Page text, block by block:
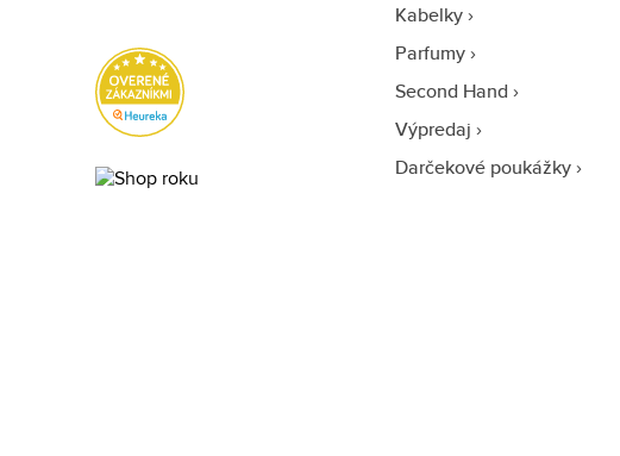
Kabelky
Parfumy
Second Hand
Výpredaj
Darčekové poukážky